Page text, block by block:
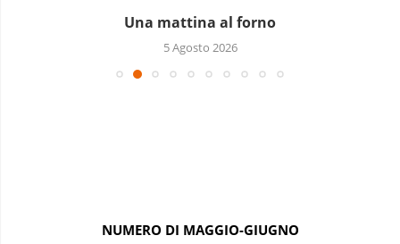
Piccoli grandi sequestri
4 Agosto 2026
NUMERO DI MAGGIO-GIUGNO